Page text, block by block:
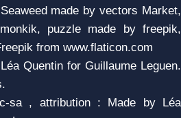
made by vectors Market,
puzzle made by freepik,
from www.flaticon.com
Quentin for Guillaume Leguen.
sa , attribution : Made by Léa